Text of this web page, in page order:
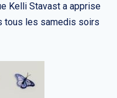
Kelli Stavast a apprise
tous les samedis soirs